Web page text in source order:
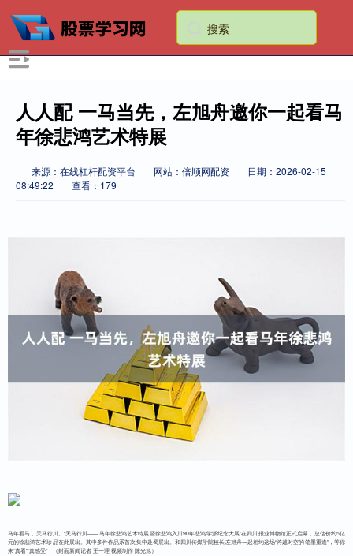
人人配 一马当先，左旭舟邀你一起看马
年徐悲鸿艺术特展
来源：在线杠杆配资平台 网站：倍顺网配资
日期：2026-02-15
08:49:22
查看：179
马年看马，天马行川。“天马行川——马年徐悲鸿艺术特展暨徐悲鸿入川90年悲鸿学派纪念大展”在四川报业博物馆正式启幕，总估价约5亿
元的徐悲鸿艺术珍品在此展出。其中多件作品系首次集中赴蜀展出。和四川传媒学院校长左旭舟一起相约这场“跨越时空的笔墨重逢”，等你
来“真看”“真感受”！（封面新闻记者 王一理 视频制作 陈光旭）